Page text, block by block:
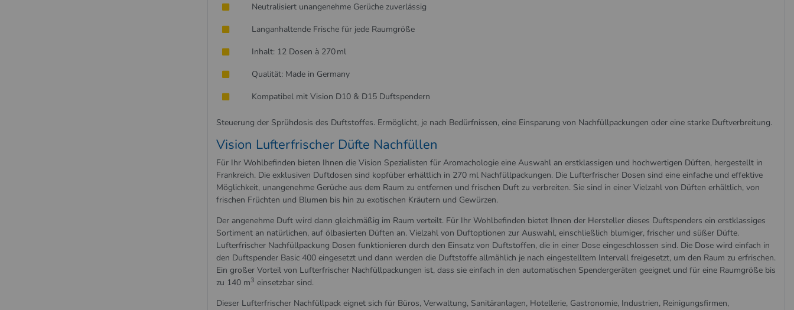
Neutralisiert unangenehme Gerüche zuverlässig
Langanhaltende Frische für jede Raumgröße
Inhalt: 12 Dosen à 270 ml
Qualität: Made in Germany
Kompatibel mit Vision D10 & D15 Duftspendern
Steuerung der Sprühdosis des Duftstoffes. Ermöglicht, je nach Bedürfnissen, eine Einsparung von Nachfüllpackungen oder eine starke Duftverbreitung.
Vision Lufterfrischer Düfte Nachfüllen
Für Ihr Wohlbefinden bieten Ihnen die Vision Spezialisten für Aromachologie eine Auswahl an erstklassigen und hochwertigen Düften, hergestellt in
Frankreich. Die exklusiven Duftdosen sind kopfüber erhältlich in 270 ml Nachfüllpackungen. Die Lufterfrischer Dosen sind eine einfache und effektive
Möglichkeit, unangenehme Gerüche aus dem Raum zu entfernen und frischen Duft zu verbreiten. Sie sind in einer Vielzahl von Düften erhältlich, von
frischen Früchten und Blumen bis hin zu exotischen Kräutern und Gewürzen.
Der angenehme Duft wird dann gleichmäßig im Raum verteilt. Für Ihr Wohlbefinden bietet Ihnen der Hersteller dieses Duftspenders ein erstklassiges
Sortiment an natürlichen, auf ölbasierten Düften an. Vielzahl von Duftoptionen zur Auswahl, einschließlich blumiger, frischer und süßer Düfte.
Lufterfrischer Nachfüllpackung Dosen funktionieren durch den Einsatz von Duftstoffen, die in einer Dose eingeschlossen sind. Die Dose wird einfach in
den Duftspender Basic 400 eingesetzt und dann werden die Duftstoffe allmählich je nach eingestelltem Intervall freigesetzt, um den Raum zu erfrischen.
Ein großer Vorteil von Lufterfrischer Nachfüllpackungen ist, dass sie einfach in den automatischen Spendergeräten geeignet und für eine Raumgröße bis
zu 140 m3 einsetzbar sind.
Dieser Lufterfrischer Nachfüllpack eignet sich für Büros, Verwaltung, Sanitäranlagen, Hotellerie, Gastronomie, Industrien, Reinigungsfirmen,